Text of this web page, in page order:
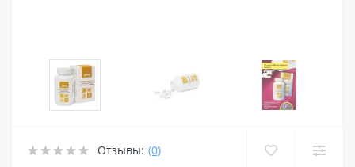
Отзывы: (0)